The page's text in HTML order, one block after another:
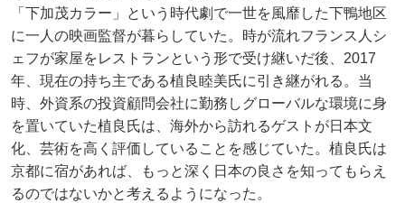
「下加茂カラー」という時代劇で一世を風靡した下鴨地区
に一人の映画監督が暮らしていた。時が流れフランス人シ
ェフが家屋をレストランという形で受け継いだ後、2017
年、現在の持ち主である植良睦美氏に引き継がれる。当
時、外資系の投資顧問会社に勤務しグローバルな環境に身
を置いていた植良氏は、海外から訪れるゲストが日本文
化、芸術を高く評価していることを感じていた。植良氏は
京都に宿があれば、もっと深く日本の良さを知ってもらえ
るのではないかと考えるようになった。